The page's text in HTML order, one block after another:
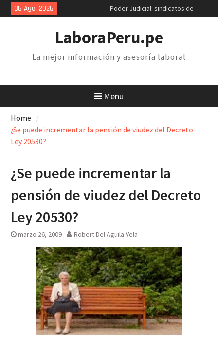
Skip
to
06 Ago, 2026
Poder Judicial: sindicatos de
trabajadores anuncian paro y
Retiro 25% AFP: el descuento
inconstitucional de 2 mil soles y
la necesidad de derogarlo
LaboraPeru.pe
La mejor información y asesoría laboral
Menu
Home
¿Se puede incrementar la pensión de viudez del Decreto
Ley 20530?
¿Se puede incrementar la
pensión de viudez del Decreto
Ley 20530?
marzo 26, 2009 Robert Del Aguila Vela